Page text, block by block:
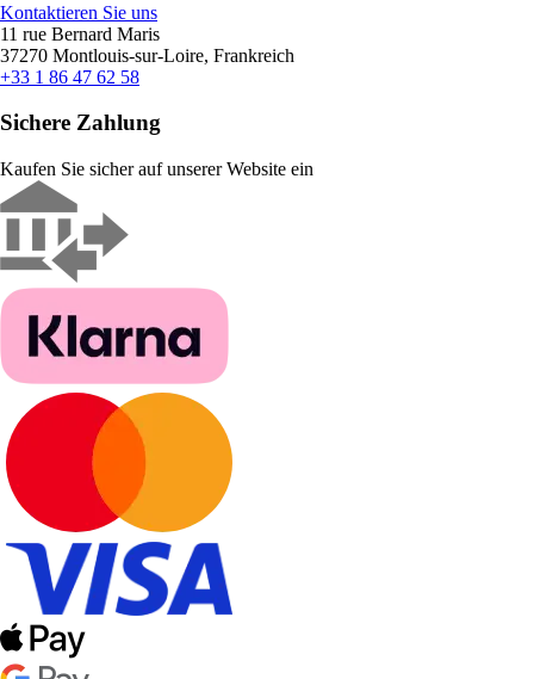
Kontaktieren Sie uns
11 rue Bernard Maris
37270 Montlouis-sur-Loire, Frankreich
+33 1 86 47 62 58
Sichere Zahlung
Kaufen Sie sicher auf unserer Website ein